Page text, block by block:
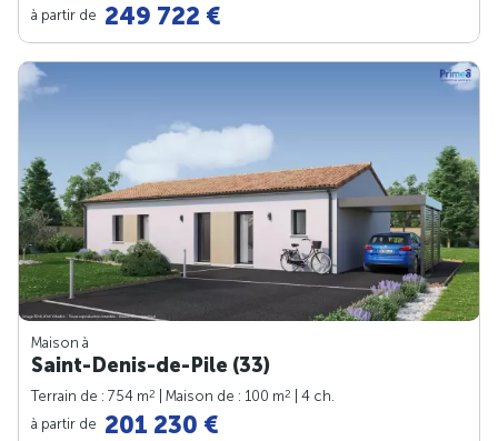
à partir de 249 722 €
Maison à
Saint-Denis-de-Pile (33)
Terrain de : 754 m2 | Maison de : 100 m2
| 4 ch.
à partir de 201 230 €